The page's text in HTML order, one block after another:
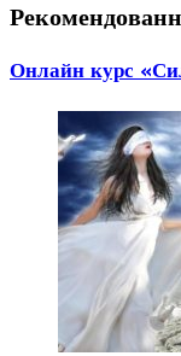
Онлайн курс